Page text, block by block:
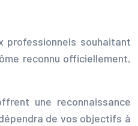
professionnels souhaitant
reconnu officiellement,
une reconnaissance
de vos objectifs à